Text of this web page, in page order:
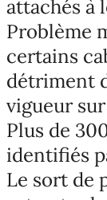
attachés à
Problème
certains
détriment
vigueur
Plus de
identifiés
Le sort de